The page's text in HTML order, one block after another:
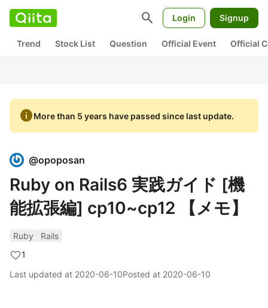
search Login Signup
Trend Stock List Question Official Event Official
infoMore than 5 years have passed since last update.
@opoposan
Ruby on Rails6 実践ガイド [機
能拡張編] cp10~cp12 【メモ】
Ruby
Rails
1
Last updated at 2020-06-10Posted at 2020-06-10